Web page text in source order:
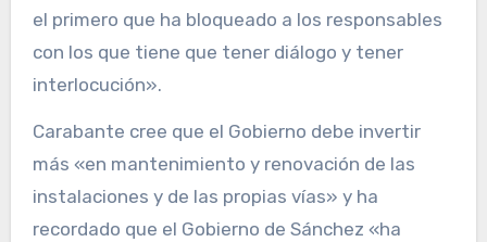
el primero que ha bloqueado a los responsables
con los que tiene que tener diálogo y tener
interlocución».
Carabante cree que el Gobierno debe invertir
más «en mantenimiento y renovación de las
instalaciones y de las propias vías» y ha
recordado que el Gobierno de Sánchez «ha